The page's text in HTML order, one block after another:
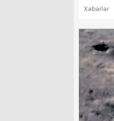
Xəbərlər